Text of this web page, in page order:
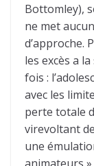
Bottomley),
ne met
d’approche.
les excès a
fois :
avec les
perte totale
virevoltant
une